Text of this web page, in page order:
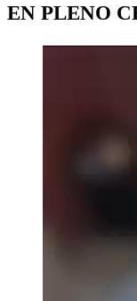
EN PLENO